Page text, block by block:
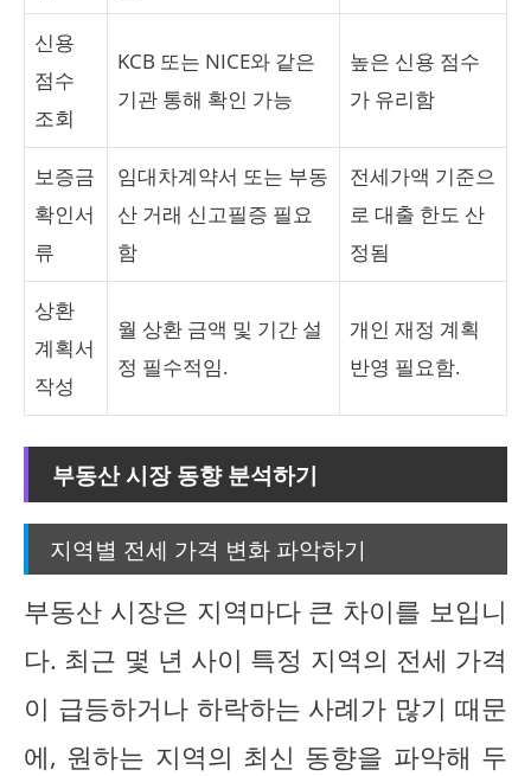
신용
점수
조회
KCB 또는 NICE와 같은
기관 통해 확인 가능
높은 신용 점수
가 유리함
보증금
확인서
류
임대차계약서 또는 부동
산 거래 신고필증 필요
함
전세가액 기준으
로 대출 한도 산
정됨
상환
계획서
작성
월 상환 금액 및 기간 설
정 필수적임.
개인 재정 계획
반영 필요함.
부동산 시장 동향 분석하기
지역별 전세 가격 변화 파악하기
부동산 시장은 지역마다 큰 차이를 보입니
다. 최근 몇 년 사이 특정 지역의 전세 가격
이 급등하거나 하락하는 사례가 많기 때문
에, 원하는 지역의 최신 동향을 파악해 두